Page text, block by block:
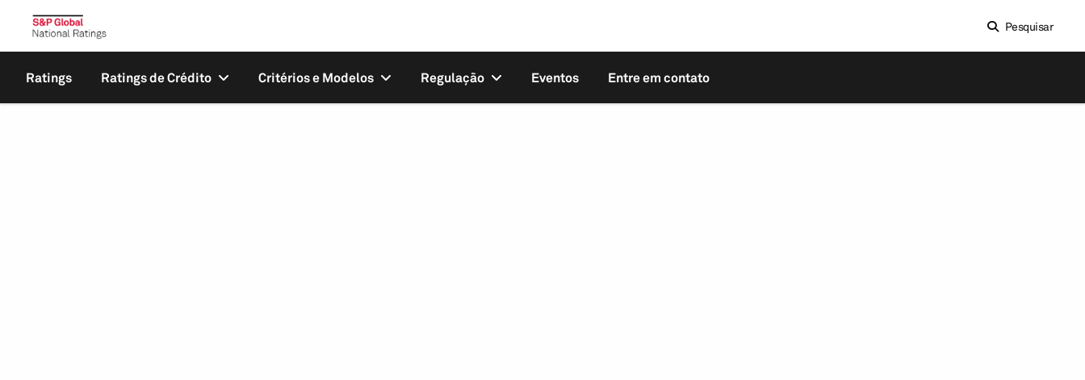
Pesquisar
Ratings Ratings de Crédito Critérios e Modelos Regulação Eventos Entre em contato